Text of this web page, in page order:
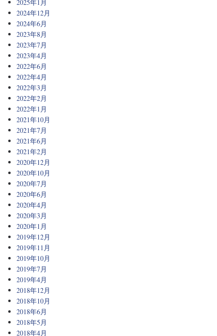
2025年1月
2024年12月
2024年6月
2023年8月
2023年7月
2023年4月
2022年6月
2022年4月
2022年3月
2022年2月
2022年1月
2021年10月
2021年7月
2021年6月
2021年2月
2020年12月
2020年10月
2020年7月
2020年6月
2020年4月
2020年3月
2020年1月
2019年12月
2019年11月
2019年10月
2019年7月
2019年4月
2018年12月
2018年10月
2018年6月
2018年5月
2018年4月